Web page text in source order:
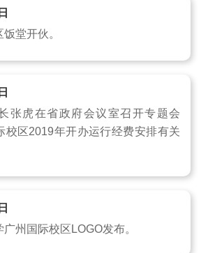
堂开伙。
张虎在省政府会议室召开专题会
校区2019年开办运行经费安排有关
州国际校区LOGO发布。